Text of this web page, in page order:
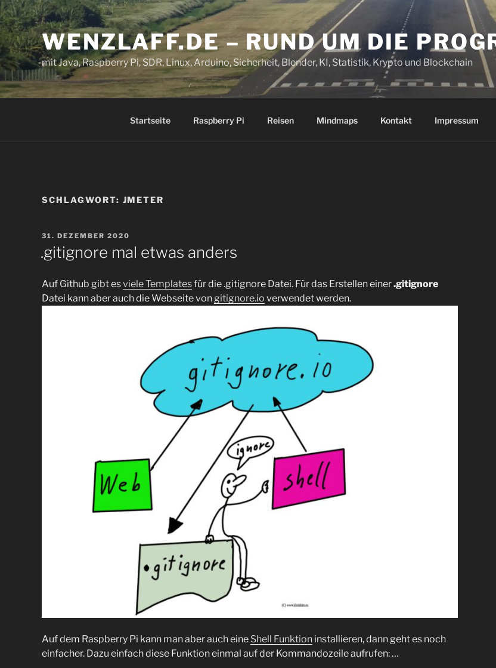
Zum
Inhalt
springen WENZLAFF.DE – RUND UM DIE
mit Java, Raspberry Pi, SDR, Linux, Arduino, Sicherheit, Blender, KI, Statistik, Krypto und Blockchain
Startseite Raspberry Pi Reisen Mindmaps Kontakt Impressum
SCHLAGWORT: JMETER
VERÖFFENTLICHT
AM
31. DEZEMBER 2020
.gitignore mal etwas anders
Auf Github gibt esviele Templatesfür die .gitignore Datei. Für das Erstellen einer.gitignore
Datei kann aber auch die Webseite von gitignore.io verwendet werden.
Auf dem Raspberry Pi kann man aber auch eine Shell Funktion installieren, dann geht es noch
einfacher. Dazu einfach diese Funktion einmal auf der Kommandozeile aufrufen: …